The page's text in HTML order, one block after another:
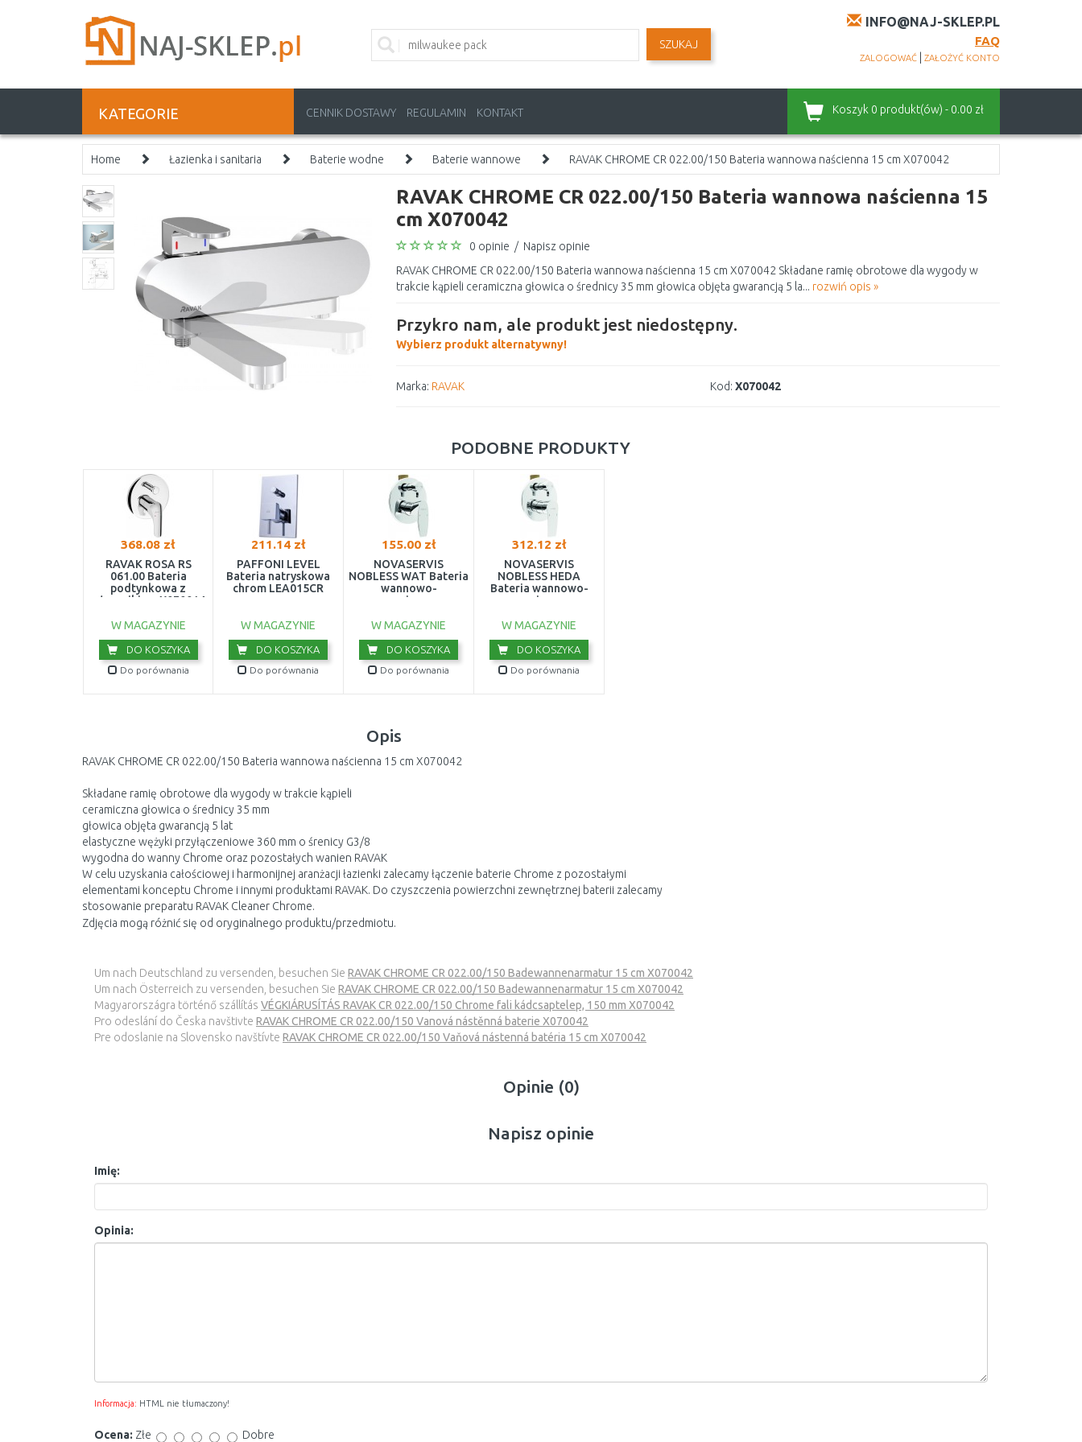
INFO@NAJ-SKLEP.PL
FAQ
ZALOGOWAĆ ZAŁOŻYĆ KONTO
SZUKAJ
KATEGORIE CENNIK DOSTAWY REGULAMIN KONTAKT Koszyk 0 produkt(ów) - 0.00 zł
Home Łazienka i sanitaria Baterie wodne Baterie wannowe RAVAK CHROME CR 022.00/150 Bateria wannowa naścienna 15 cm X070042
RAVAK CHROME CR 022.00/150 Bateria wannowa naścienna 15
cm X070042
0 opinie / Napisz opinie
RAVAK CHROME CR 022.00/150 Bateria wannowa naścienna 15 cm X070042 Składane ramię obrotowe dla wygody w
trakcie kąpieli ceramiczna głowica o średnicy 35 mm głowica objęta gwarancją 5 la... rozwiń opis »
Przykro nam, ale produkt jest niedostępny.
Wybierz produkt alternatywny!
Marka: RAVAK Kod: X070042
PODOBNE PRODUKTY
368.08 zł
RAVAK ROSA RS
061.00 Bateria
podtynkowa z
włącznikiem X070014
W MAGAZYNIE
DO KOSZYKA
Do porównania
211.14 zł
PAFFONI LEVEL
Bateria natryskowa
chrom LEA015CR
W MAGAZYNIE
DO KOSZYKA
Do porównania
155.00 zł
NOVASERVIS
NOBLESS WAT Bateria
wannowo-
prysznicowa z
39050R,0
W MAGAZYNIE
DO KOSZYKA
Do porównania
312.12 zł
NOVASERVIS
NOBLESS HEDA
Bateria wannowo-
prysznicowa z
40050R,0
W MAGAZYNIE
DO KOSZYKA
Do porównania
Opis
RAVAK CHROME CR 022.00/150 Bateria wannowa naścienna 15 cm X070042
Składane ramię obrotowe dla wygody w trakcie kąpieli
ceramiczna głowica o średnicy 35 mm
głowica objęta gwarancją 5 lat
elastyczne wężyki przyłączeniowe 360 mm o śrenicy G3/8
wygodna do wanny Chrome oraz pozostałych wanien RAVAK
W celu uzyskania całościowej i harmonijnej aranżacji łazienki zalecamy łączenie baterie Chrome z pozostałymi
elementami konceptu Chrome i innymi produktami RAVAK. Do czyszczenia powierzchni zewnętrznej baterii zalecamy
stosowanie preparatu RAVAK Cleaner Chrome.
Zdjęcia mogą różnić się od oryginalnego produktu/przedmiotu.
Um nach Deutschland zu versenden, besuchen Sie RAVAK CHROME CR 022.00/150 Badewannenarmatur 15 cm X070042
Um nach Österreich zu versenden, besuchen Sie RAVAK CHROME CR 022.00/150 Badewannenarmatur 15 cm X070042
Magyarországra történő szállítás VÉGKIÁRUSÍTÁS RAVAK CR 022.00/150 Chrome fali kádcsaptelep, 150 mm X070042
Pro odeslání do Česka navštivte RAVAK CHROME CR 022.00/150 Vanová nástěnná baterie X070042
Pre odoslanie na Slovensko navštívte RAVAK CHROME CR 022.00/150 Vaňová nástenná batéria 15 cm X070042
Opinie (0)
Napisz opinie
Imię:
Opinia:
Informacja: HTML nie tłumaczony!
Ocena: Złe Dobre